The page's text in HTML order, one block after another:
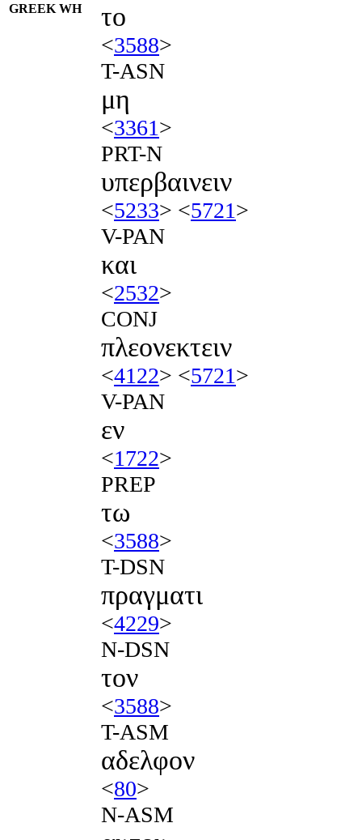
GREEK WH το
<3588>
T-ASN
μη
<3361>
PRT-N
υπερβαινειν
<5233> <5721>
V-PAN
και
<2532>
CONJ
πλεονεκτειν
<4122> <5721>
V-PAN
εν
<1722>
PREP
τω
<3588>
T-DSN
πραγματι
<4229>
N-DSN
τον
<3588>
T-ASM
αδελφον
<80>
N-ASM